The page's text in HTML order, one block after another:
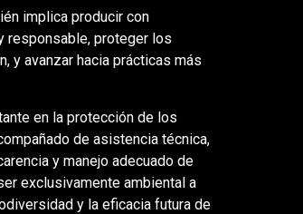
implica producir con
responsable, proteger los
y avanzar hacia prácticas más
en la protección de los
de asistencia técnica,
y manejo adecuado de
exclusivamente ambiental a
y la eficacia futura de